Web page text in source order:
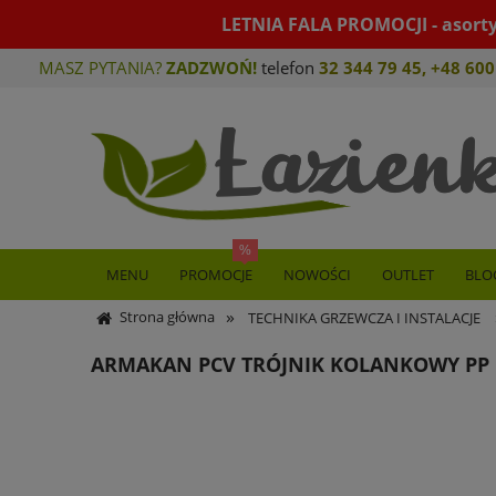
LETNIA FALA PROMOCJI -
MASZ PYTANIA? ZADZWOŃ! telefon 32 344 79 45, +48
MENU PROMOCJE NOWOŚCI OUTLET
Strona główna » TECHNIKA GRZEWCZA I INSTALACJE
ARMAKAN PCV TRÓJNIK KOLANKOWY